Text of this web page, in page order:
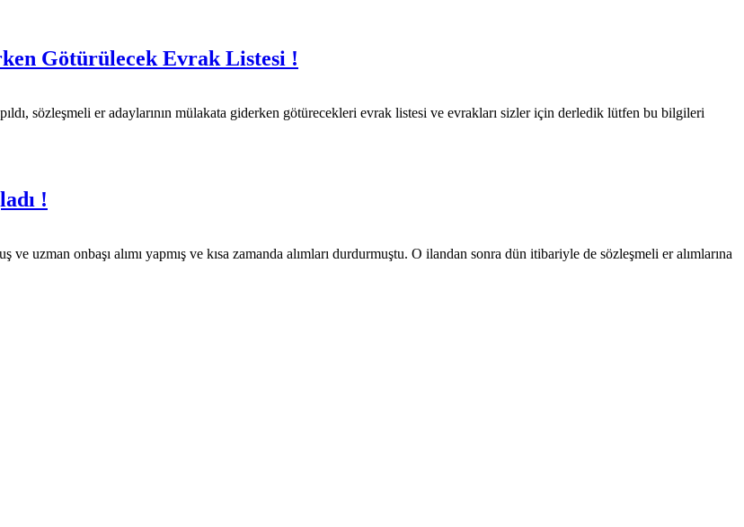
Götürülecek Evrak Listesi !
sözleşmeli er adaylarının mülakata giderken götürecekleri evrak listesi ve evrakları sizler için derledik lütfen bu bilgileri
!
uzman onbaşı alımı yapmış ve kısa zamanda alımları durdurmuştu. O ilandan sonra dün itibariyle de sözleşmeli er alımlarına